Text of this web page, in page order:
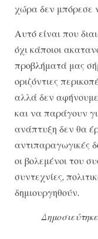
χώρα δεν μπόρεσε
Αυτό είναι που
όχι κάποιοι
προβλήματά μας
οριζόντιες
αλλά δεν
και να παράγουν
ανάπτυξη δεν θα
αντιπαραγωγικές
οι βολεμένοι του
συντεχνίες,
δημιουργηθούν.